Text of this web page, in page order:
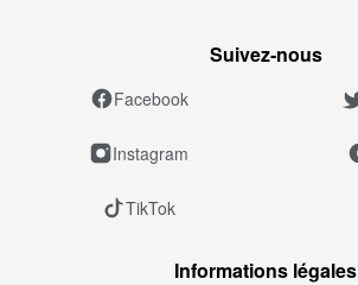
Suivez‑nous
Facebook
Instagram
TikTok
Informations légales